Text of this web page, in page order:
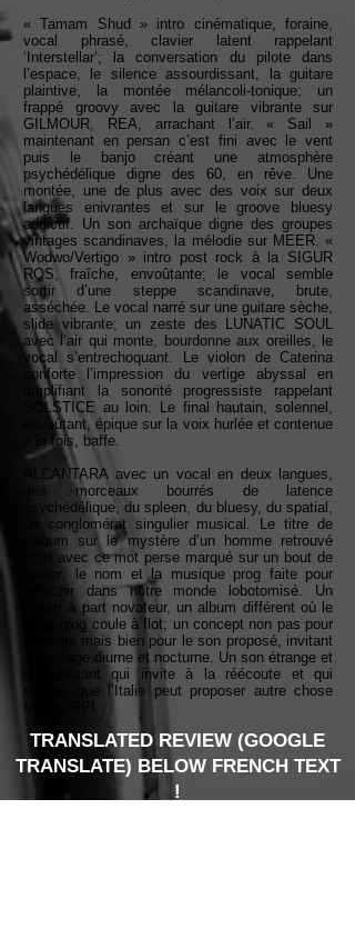
« Tamam Shud » intro cinématique, foraine,
vocal phrasé, clavier latent rappelant
‘Interstellar’; la conversation du pilote dans
l’espace, le silence assourdissant, la guitare
plaintive, la montée mélancoli-tonique; un
frappé groovy avec la guitare vibrante sur
GILMOUR, REA, arrachant l’air. « Sail »
maintenant en persan c’est fini avec le vent
puis le banjo créant une atmosphère
psychédélique digne des 60, en rêve. Une
montée, une de plus avec des voix sur deux
langues enivrantes et sur le groove bluesy
addictif. Un son archaïque digne des groupes
vintages scandinaves, la mélodie sur MEER. «
Wodwo/Vertigo » intro post rock à la SIGUR
ROS, fraîche, envoûtante; le vocal semble
sortir d’une steppe scandinave, brute,
asséchée. Le vocal narré sur une guitare sèche,
slide vibrante; un zeste des LUNATIC SOUL
avec l’air qui monte, bourdonne aux oreilles, le
vocal s’entrechoquant. Le violon de Caterina
conforte l’impression du vertige abyssal en
amplifiant la sonorité progressiste rappelant
SOLSTICE au loin. Le final hautain, solennel,
envoûtant, épique sur la voix hurlée et contenue
à la fois, baffe.
ALCÀNTARA avec un vocal en deux langues,
des morceaux bourrés de latence
psychédélique, du spleen, du bluesy, du spatial,
un conglomérat singulier musical. Le titre de
l’album sur le mystère d’un homme retrouvé
mort avec ce mot perse marqué sur un bout de
papier; le nom et la musique prog faite pour
réfléchir dans notre monde lobotomisé. Un
album à part novateur, un album différent où le
sang prog coule à flot; un concept non pas pour
l’histoire mais bien pour le son proposé, invitant
au voyage diurne et nocturne. Un son étrange et
envahissant qui invite à la réécoute et qui
montre que l’Italie peut proposer autre chose
TRANSLATED REVIEW (GOOGLE
TRANSLATE) BELOW FRENCH TEXT
!